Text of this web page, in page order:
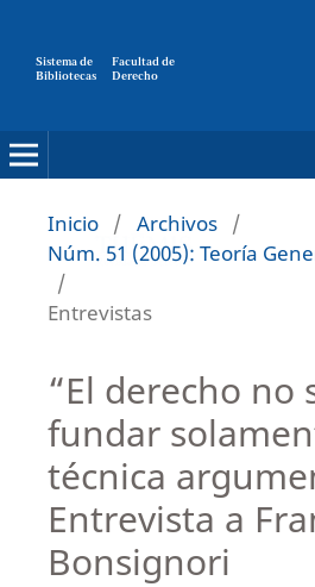
Sistema de
Bibliotecas
Facultad de
Derecho
Inicio / Archivos /
Núm. 51 (2005): Teoría
/
Entrevistas
“El derecho no
fundar
técnica
Entrevista a
Bonsignori